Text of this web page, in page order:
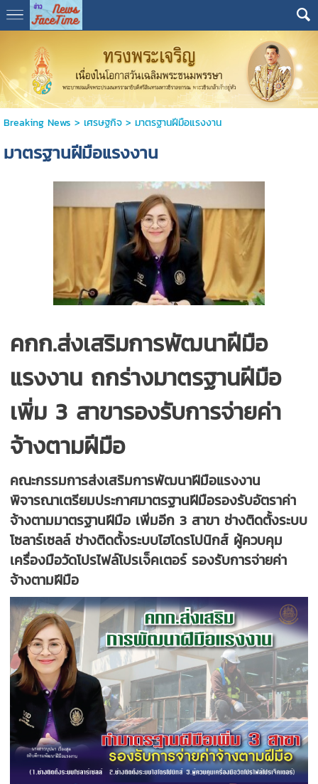
Breaking News > เศรษฐกิจ> มาตรฐานฝีมือแรงงาน
มาตรฐานฝีมือแรงงาน
คกก.ส่งเสริมการพัฒนาฝีมือ
แรงงาน ถกร่างมาตรฐานฝีมือ
เพิ่ม 3 สาขารองรับการจ่ายค่า
จ้างตามฝีมือ
คณะกรรมการส่งเสริมการพัฒนาฝีมือแรงงาน
พิจารณาเตรียมประกาศมาตรฐานฝีมือรองรับอัตราค่า
จ้างตามมาตรฐานฝีมือ เพิ่มอีก 3 สาขา ช่างติดตั้งระบบ
โซลาร์เซลล์ ช่างติดตั้งระบบไฮโดรโปนิกส์ ผู้ควบคุม
เครื่องมือวัดโปรไฟล์โปรเจ็คเตอร์ รองรับการจ่ายค่า
จ้างตามฝีมือ